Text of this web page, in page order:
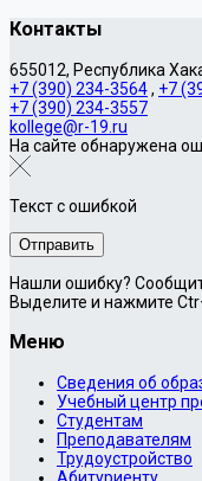
Контакты
655012, Республика
+7 (390) 234-3564, +7
+7 (390) 234-3557
kollege@r-19.ru
На сайте обнаружена
Текст с ошибкой
Нашли ошибку?
Выделите и нажмите
Меню
Сведения об
Учебный центр
Студентам
Преподавателям
Трудоустройство
Абитуриенту